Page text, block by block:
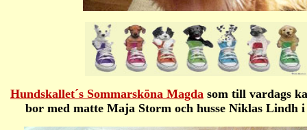
Hundskallet´s Sommarsköna Magda som till vardags
bor med matte Maja Storm och husse Niklas Lindh